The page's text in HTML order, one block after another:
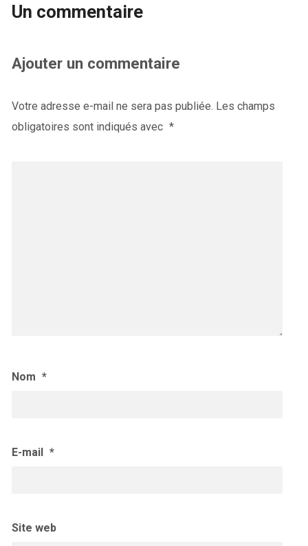
Un commentaire
Ajouter un commentaire
Votre adresse e-mail ne sera pas publiée. Les champs
obligatoires sont indiqués avec *
Nom *
E-mail *
Site web